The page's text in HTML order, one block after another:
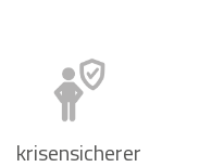
krisensicherer